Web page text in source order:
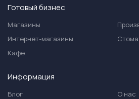
Готовый бизнес
Магазины
Интернет-магазины
Кафе
Информация
Блог
О нас